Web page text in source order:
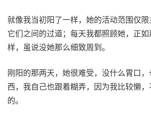
就像我当初阳了一样，她的活动范围仅
它们之间的过道；每天我都照顾她，正
样，虽说没她那么细致周到。
刚阳的那两天，她很难受，没什么胃口
西，我自己也跟着糊弄，因为我比较懒
的。